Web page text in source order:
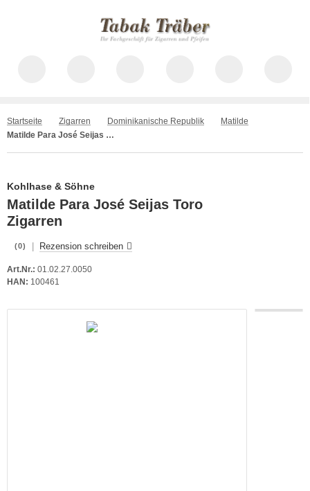
Startseite Zigarren Dominikanische Republik
Matilde
Matilde Para José Seijas Toro
Kohlhase & Söhne
Matilde Para José Seijas Toro
Zigarren
(0) Rezension schreiben
Art.Nr.: 01.02.27.0050
HAN: 100461